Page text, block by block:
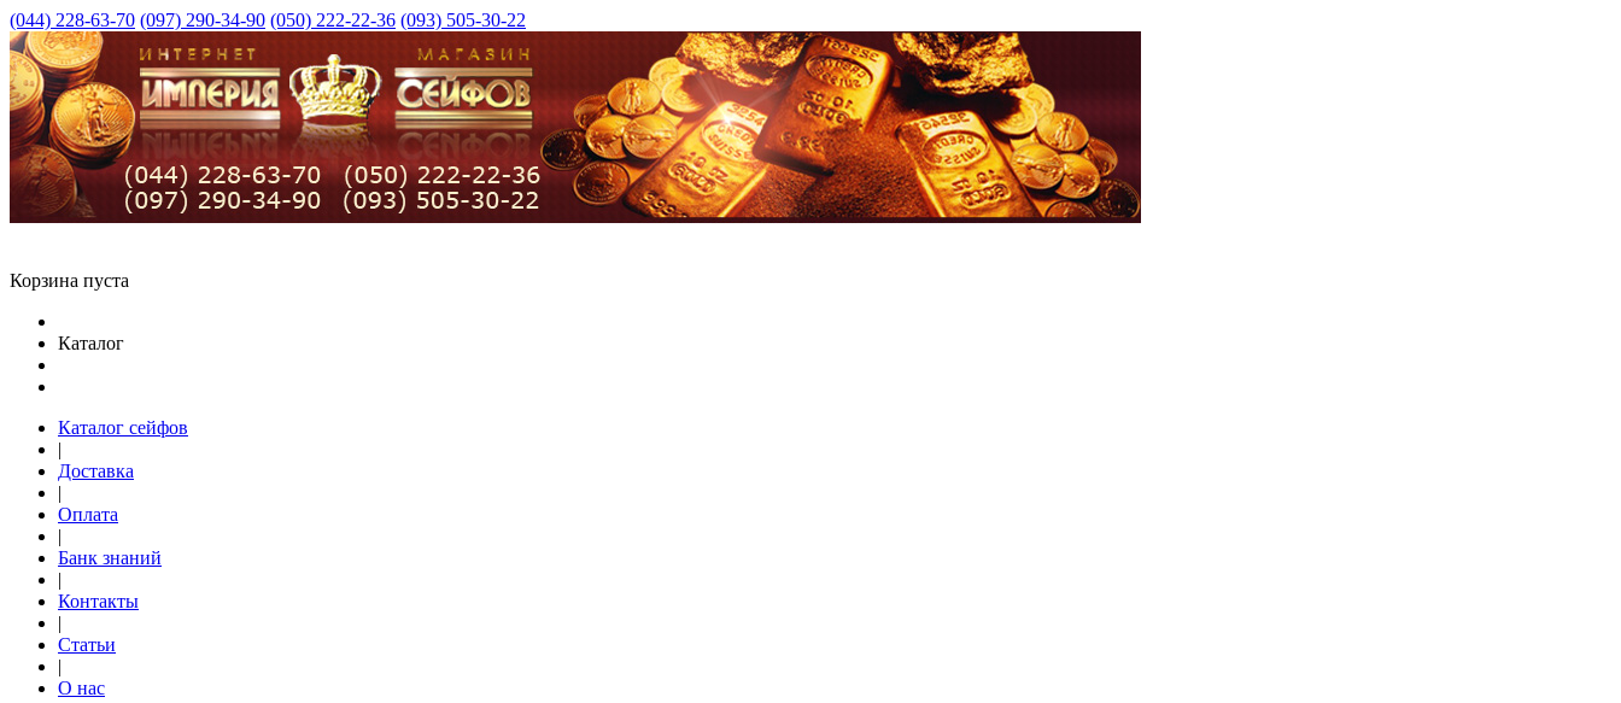
(044) 228-63-70 (097) 290-34-90 (050) 222-22-36 (093) 505-30-22
Корзина пуста
Каталог
Каталог сейфов
|
Доставка
|
Оплата
|
Банк знаний
|
Контакты
|
Статьи
|
О нас